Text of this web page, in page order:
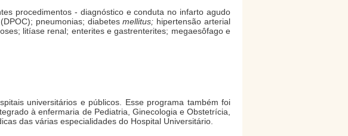
procedimentos - diagnóstico e conduta no infarto agudo
pneumonias; diabetesmellitus; hipertensão arterial
litíase renal; enterites e gastrenterites; megaesôfago e
universitários e públicos. Esse programa também foi
à enfermaria de Pediatria, Ginecologia e Obstetrícia,
das várias especialidades do Hospital Universitário.